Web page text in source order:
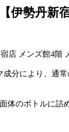
勢丹新宿
店 メンズ館4階
分により、通
体のボトルに